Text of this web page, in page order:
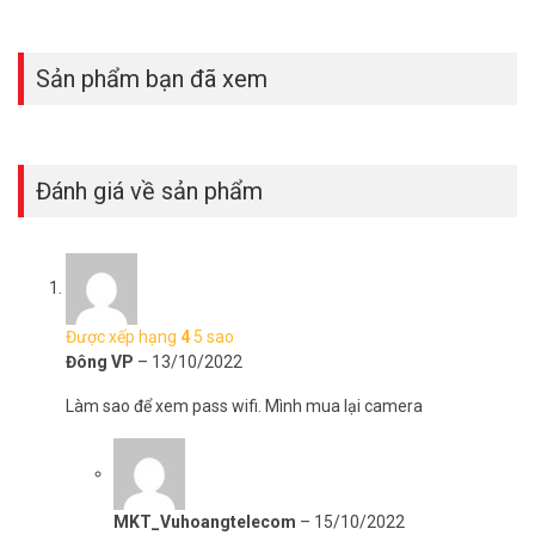
*** Xem thêm:
rộng giá tốt
Thông số kỹ thuật camera hành trình cho
ô tô Hikvision B1 cho góc siêu rộng
– Chất lượng hình ảnh cực đẹp cả ngày và đêm.
– Độ phân giải 1080p, trường nhìn 166°, F2.0, H.264.
– Tích hợp Micro và loa.
– Tích hợp cảm biến gia tốc – Tự động khóa và bảo vệ video khi có
Sản phẩm bạn đã xem
Đánh giá về sản phẩm
Được xếp hạng 4 5 sao
Đông VP – 13/10/2022
Làm sao để xem pass wifi. Mình mua lại camera
MKT_Vuhoangtelecom – 15/10/2022